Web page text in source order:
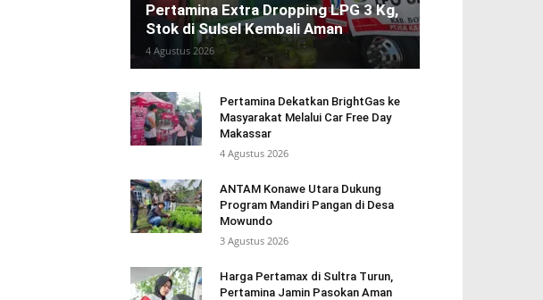
Pertamina Extra Dropping LPG 3 Kg,
Stok di Sulsel Kembali Aman
4 Agustus 2026
Pertamina Dekatkan BrightGas ke
Masyarakat Melalui Car Free Day
Makassar
4 Agustus 2026
ANTAM Konawe Utara Dukung
Program Mandiri Pangan di Desa
Mowundo
3 Agustus 2026
Harga Pertamax di Sultra Turun,
Pertamina Jamin Pasokan Aman